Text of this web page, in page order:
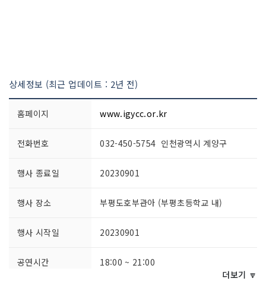
상세정보 (최근 업데이트 : 2년 전)
홈페이지 www.igycc.or.kr
전화번호 032-450-5754 인천광역시 계양구
행사 종료일 20230901
행사 장소 부평도호부관아 (부평초등학교 내)
행사 시작일 20230901
공연시간 18:00 ~ 21:00
더보기 🔽